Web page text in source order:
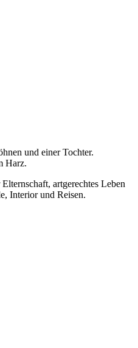
und einer Tochter.
Harz.
artgerechtes Leben
Interior und Reisen.